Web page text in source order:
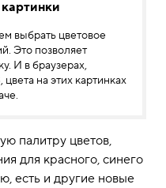
выбрать цветовое
Это позволяет
И в браузерах,
на этих картинках
палитру цветов,
для красного, синего
есть и другие новые